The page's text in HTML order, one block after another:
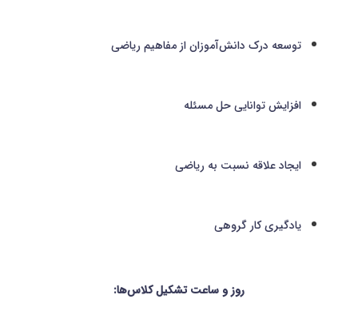
توسعه درک دانش‌آموزان از مفاهیم ریاضی
افزایش توانایی حل مسئله
ایجاد علاقه نسبت به ریاضی
یادگیری کار گروهی
روز و ساعت تشکیل کلاس‌ها: